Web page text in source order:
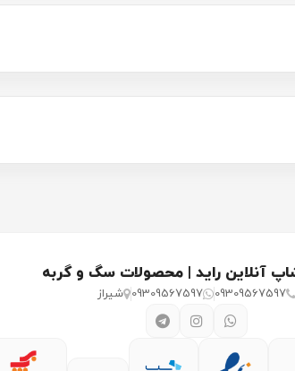
آنلاین راید | محصولات سگ و گربه
09309567597
09309567597 شیراز